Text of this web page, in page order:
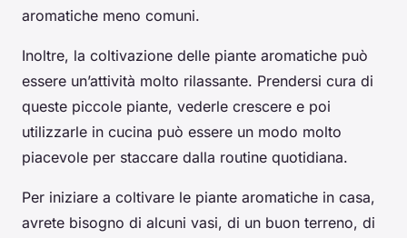
aromatiche meno comuni.
Inoltre, la coltivazione delle piante aromatiche può
essere un’attività molto rilassante. Prendersi cura di
queste piccole piante, vederle crescere e poi
utilizzarle in cucina può essere un modo molto
piacevole per staccare dalla routine quotidiana.
Per iniziare a coltivare le piante aromatiche in casa,
avrete bisogno di alcuni vasi, di un buon terreno, di